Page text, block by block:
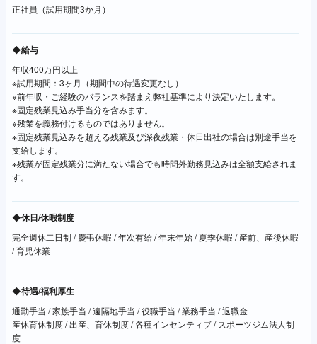
正社員（試用期間3か月）
◆給与
年収400万円以上
※試用期間：3ヶ月（期間中の待遇変更なし）
※前年収・ご経験のバランスを踏まえ弊社基準により決定いたします。
※固定残業見込み手当分を含みます。
※残業を義務付けるものではありません。
※固定残業見込みを超える残業及び深夜残業・休日出社の場合は別途手当を
支給します。
※残業が固定残業分に満たない場合でも時間外勤務見込みは全額支給されま
す。
◆休日/休暇制度
完全週休二日制 / 慶弔休暇 / 年次有給 / 年末年始 / 夏季休暇 / 産前、産後休暇
/ 育児休業
◆待遇/福利厚生
通勤手当 / 家族手当 / 遠隔地手当 / 役職手当 / 業務手当 / 退職金
産休育休制度 / 出産、育休制度 / 各種インセンティブ / スポーツジム法人制
度